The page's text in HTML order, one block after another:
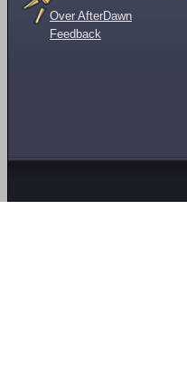
Over AfterDawn
Feedback